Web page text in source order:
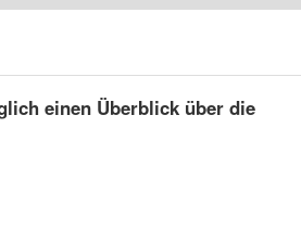
einen Überblick über die